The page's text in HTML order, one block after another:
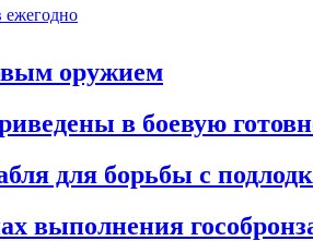
ежегодно
оружием
в боевую
для борьбы с
выполнения